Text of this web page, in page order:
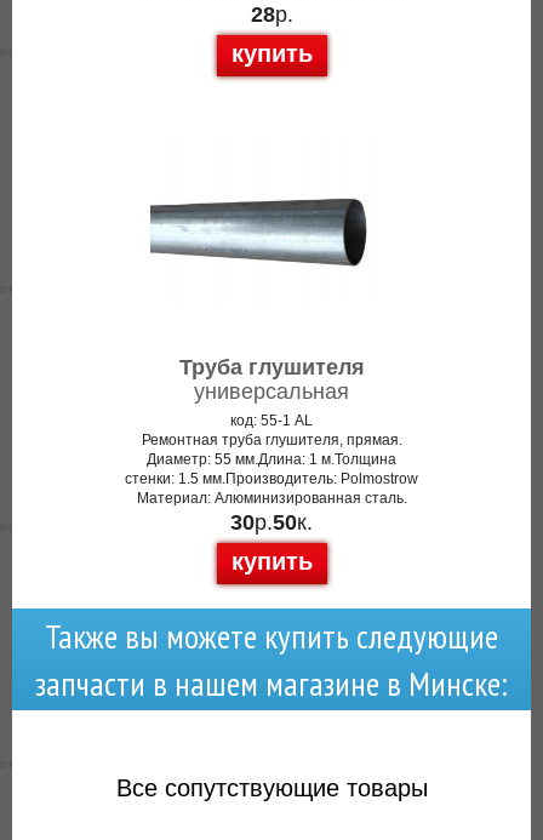
28р.
купить
Труба глушителя
универсальная
код: 55-1 AL
Ремонтная труба глушителя, прямая.
Диаметр: 55 мм.Длина: 1 м.Толщина
стенки: 1.5 мм.Производитель: Polmostrow
Материал: Алюминизированная сталь.
30р.50к.
купить
Также вы можете купить следующие
запчасти в нашем магазине в Минске:
Все сопутствующие товары